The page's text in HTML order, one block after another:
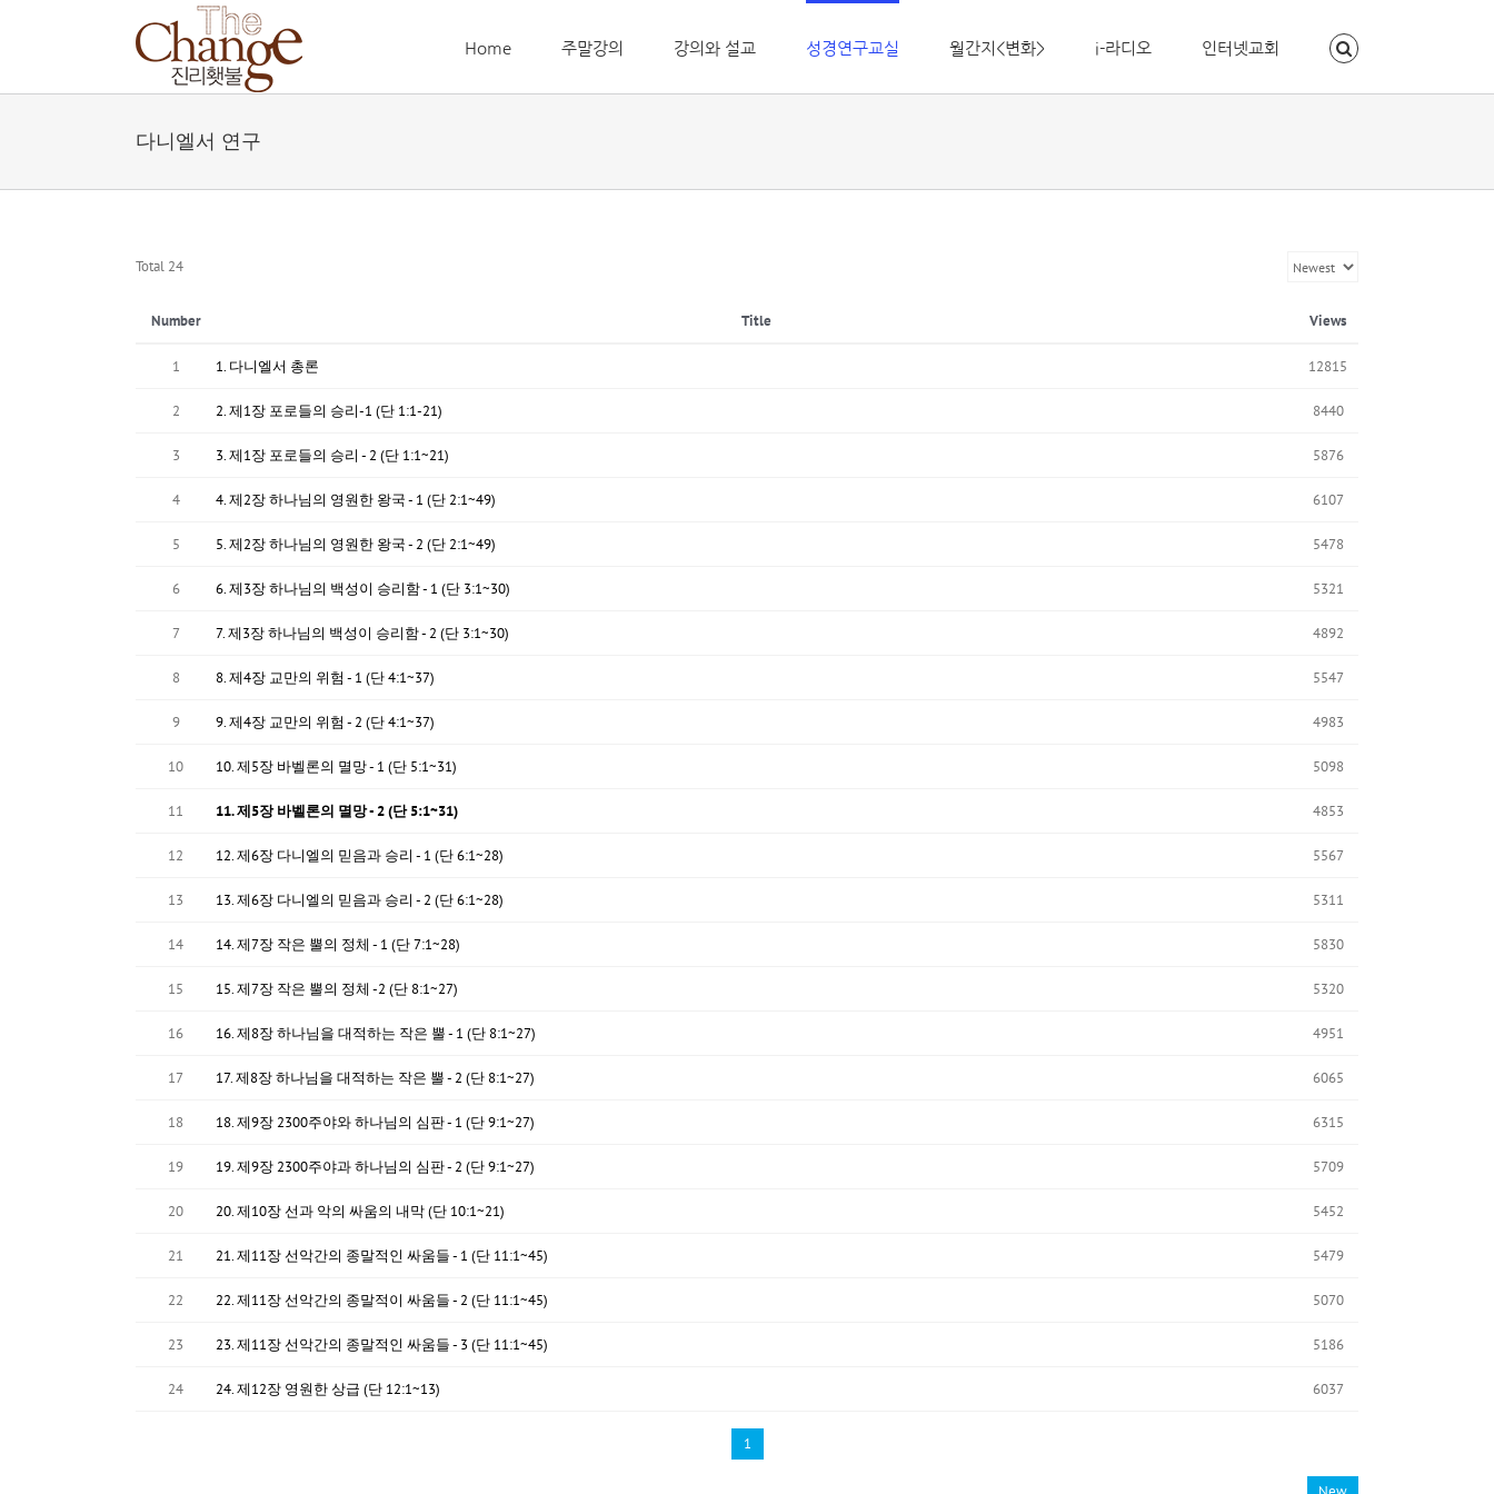
Home 주말강의 강의와 설교 성경연구교실 월간지<변화> i-라디오 인터넷교회
다니엘서 연구
Total 24
Number Title Views
1 1. 다니엘서 총론 12815
2 2. 제1장 포로들의 승리-1 (단 1:1-21) 8440
3 3. 제1장 포로들의 승리 - 2 (단 1:1~21) 5876
4 4. 제2장 하나님의 영원한 왕국 - 1 (단 2:1~49) 6107
5 5. 제2장 하나님의 영원한 왕국 - 2 (단 2:1~49) 5478
6 6. 제3장 하나님의 백성이 승리함 - 1 (단 3:1~30) 5321
7 7. 제3장 하나님의 백성이 승리함 - 2 (단 3:1~30) 4892
8 8. 제4장 교만의 위험 - 1 (단 4:1~37) 5547
9 9. 제4장 교만의 위험 - 2 (단 4:1~37) 4983
10 10. 제5장 바벨론의 멸망 - 1 (단 5:1~31) 5098
11 11. 제5장 바벨론의 멸망 - 2 (단 5:1~31) 4853
12 12. 제6장 다니엘의 믿음과 승리 - 1 (단 6:1~28) 5567
13 13. 제6장 다니엘의 믿음과 승리 - 2 (단 6:1~28) 5311
14 14. 제7장 작은 뿔의 정체 - 1 (단 7:1~28) 5830
15 15. 제7장 작은 뿔의 정체 -2 (단 8:1~27) 5320
16 16. 제8장 하나님을 대적하는 작은 뿔 - 1 (단 8:1~27) 4951
17 17. 제8장 하나님을 대적하는 작은 뿔 - 2 (단 8:1~27) 6065
18 18. 제9장 2300주야와 하나님의 심판 - 1 (단 9:1~27) 6315
19 19. 제9장 2300주야과 하나님의 심판 - 2 (단 9:1~27) 5709
20 20. 제10장 선과 악의 싸움의 내막 (단 10:1~21) 5452
21 21. 제11장 선악간의 종말적인 싸움들 - 1 (단 11:1~45) 5479
22 22. 제11장 선악간의 종말적이 싸움들 - 2 (단 11:1~45) 5070
23 23. 제11장 선악간의 종말적인 싸움들 - 3 (단 11:1~45) 5186
24 24. 제12장 영원한 상급 (단 12:1~13) 6037
1